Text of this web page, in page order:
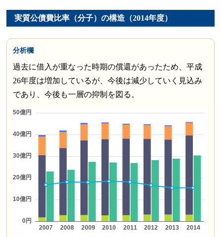
実質公債費比率（分子）の構造（2014年度）
分析欄
過去に借入が重なった時期の償還があったため、平成
26年度は増加しているが、今後は減少していく見込み
であり、今後も一層の抑制を図る。